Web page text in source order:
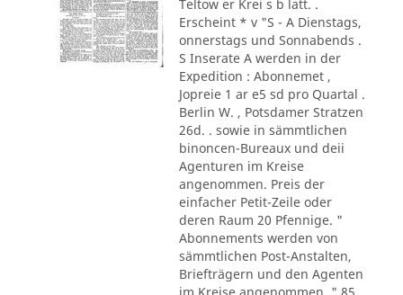
Teltow er Krei s b latt. .
Erscheint * v "S - A Dienstags,
onnerstags und Sonnabends .
S Inserate A werden in der
Expedition : Abonnemet ,
Jopreie 1 ar e5 sd pro Quartal .
Berlin W. , Potsdamer Stratzen
26d. . sowie in sämmtlichen
binoncen-Bureaux und deii
Agenturen im Kreise
angenommen. Preis der
einfacher Petit-Zeile oder
deren Raum 20 Pfennige. "
Abonnements werden von
sämmtlichen Post-Anstalten,
Briefträgern und den Agenten